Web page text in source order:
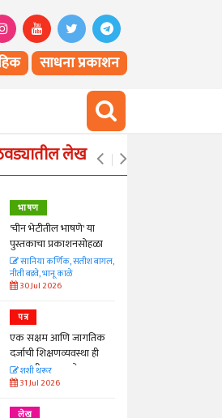
साधना प्रकाशन
लेख
भाषण
'चीन भेटीतील भाषणे' या
पुस्तकाचा प्रकाशनसोहळा
सानिया कर्णिक, सतीश बागल,
नीती बडवे, भानू काळे
30 Jul 2026
पत्र
एक सक्षम आणि जागतिक
दर्जाची शिक्षणव्यवस्था ही
काळाची गरज आहे
शशी थरूर
31 Jul 2026
लेख